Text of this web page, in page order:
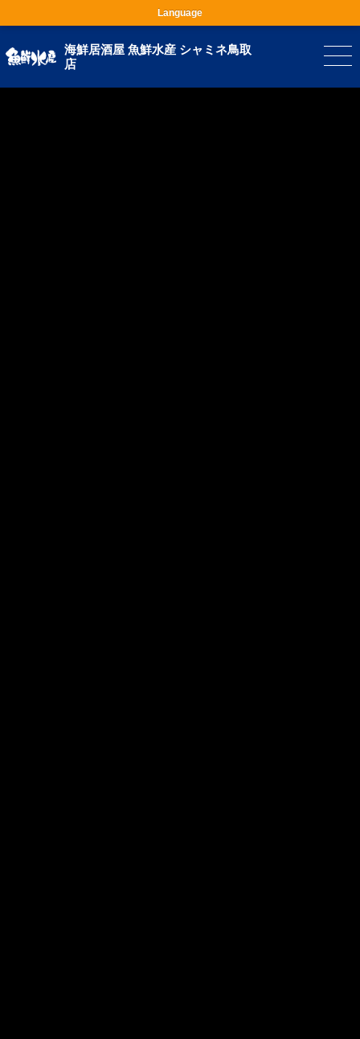
海鮮居酒屋 魚鮮水産 シャミネ鳥取
店
Language